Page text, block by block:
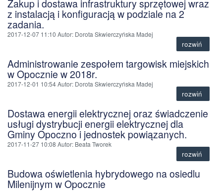
Zakup i dostawa infrastruktury sprzętowej wraz
z instalacją i konfiguracją w podziale na 2
zadania.
2017-12-07 11:10 Autor: Dorota Skwierczyńska Madej
rozwiń
Administrowanie zespołem targowisk miejskich
w Opocznie w 2018r.
2017-12-01 10:54Autor: Dorota Skwierczyńska Madej
rozwiń
Dostawa energii elektrycznej oraz świadczenie
usługi dystrybucji energii elektrycznej dla
Gminy Opoczno i jednostek powiązanych.
2017-11-27 10:08 Autor: Beata Tworek
rozwiń
Budowa oświetlenia hybrydowego na osiedlu
Milenijnym w Opocznie